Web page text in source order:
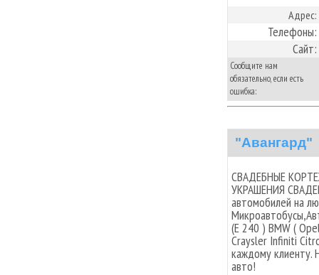
Адрес:
Телефоны:
Сайт:
Сообщите нам
обязательно, если есть
ошибка:
"Авангард"
СВАДЕБНЫЕ
УКРАШЕНИЯ
автомобилей на
(E 240 ) BMW (
Craysler Infiniti
каждому клиенту.
авто!